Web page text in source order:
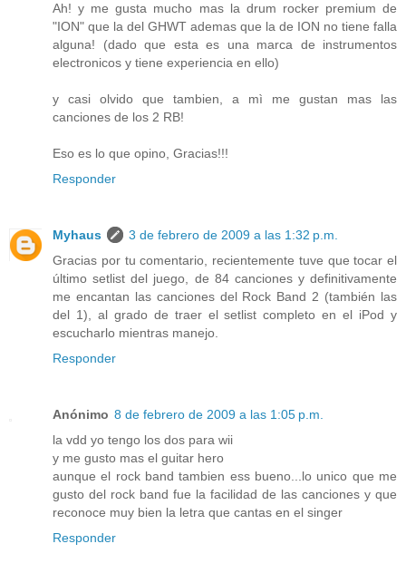
Ah! y me gusta mucho mas la drum rocker premium de
"ION" que la del GHWT ademas que la de ION no tiene falla
alguna! (dado que esta es una marca de instrumentos
electronicos y tiene experiencia en ello)
y casi olvido que tambien, a mì me gustan mas las
canciones de los 2 RB!
Eso es lo que opino, Gracias!!!
Responder
Myhaus
3 de febrero de 2009 a las 1:32 p.m.
Gracias por tu comentario, recientemente tuve que tocar el
último setlist del juego, de 84 canciones y definitivamente
me encantan las canciones del Rock Band 2 (también las
del 1), al grado de traer el setlist completo en el iPod y
escucharlo mientras manejo.
Responder
Anónimo 8 de febrero de 2009 a las 1:05 p.m.
la vdd yo tengo los dos para wii
y me gusto mas el guitar hero
aunque el rock band tambien ess bueno...lo unico que me
gusto del rock band fue la facilidad de las canciones y que
reconoce muy bien la letra que cantas en el singer
Responder